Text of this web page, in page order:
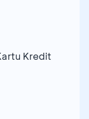
Kredit